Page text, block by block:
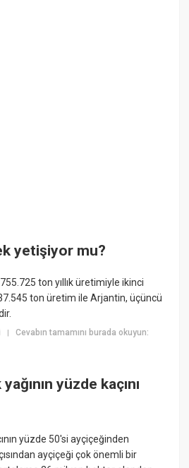
yetişiyor mu?
ton yıllık üretimiyle ikinci
ton üretim ile Arjantin, üçüncü
|Cevabın tamamını burada okuyun:
yüzde kaçını
yüzde 50'si ayçiçeğinden
ayçiçeği çok önemli bir